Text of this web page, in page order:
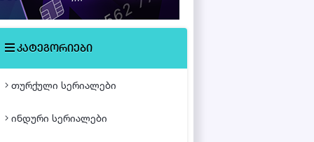
ისტორიული
მძაფრ-სიუჟეტიანი
კატეგორიები
თურქული სერიალები
ინდური სერიალები